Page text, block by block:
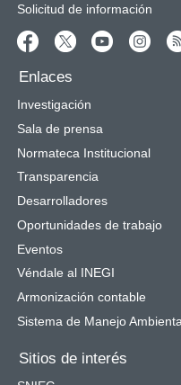
Solicitud de información
Enlaces
Investigación
Sala de prensa
Normateca Institucional
Transparencia
Desarrolladores
Oportunidades de trabajo
Eventos
Véndale al INEGI
Armonización contable
Sistema de Manejo
Sitios de interés